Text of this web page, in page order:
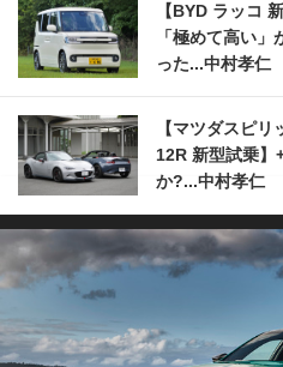
【BYD ラッコ
「極めて高い
った...中村孝仁
【マツダスピ
12R 新型試乗】
か?...中村孝仁